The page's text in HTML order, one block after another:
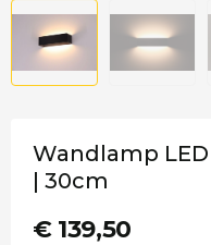
Wandlamp
| 30cm
€ 139,50